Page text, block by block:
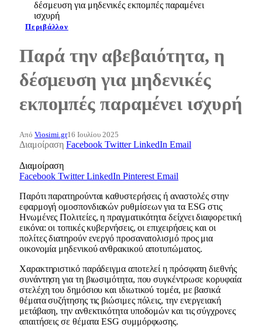
δέσμευση για μηδενικές εκπομπές παραμένει
ισχυρή
Περιβάλλον
Παρά την αβεβαιότητα, η
δέσμευση για μηδενικές
εκπομπές παραμένει ισχυρή
Από Viosimi.gr16 Ιουλίου 2025
Διαμοίραση Facebook Twitter LinkedIn Email
Διαμοίραση
Facebook Twitter LinkedIn Pinterest Email
Παρότι παρατηρούνται καθυστερήσεις ή αναστολές στην
εφαρμογή ομοσπονδιακών ρυθμίσεων για τα ESG στις
Ηνωμένες Πολιτείες, η πραγματικότητα δείχνει διαφορετική
εικόνα: οι τοπικές κυβερνήσεις, οι επιχειρήσεις και οι
πολίτες διατηρούν ενεργό προσανατολισμό προς μια
οικονομία μηδενικού ανθρακικού αποτυπώματος.
Χαρακτηριστικό παράδειγμα αποτελεί η πρόσφατη διεθνής
συνάντηση για τη βιωσιμότητα, που συγκέντρωσε κορυφαία
στελέχη του δημόσιου και ιδιωτικού τομέα, με βασικά
θέματα συζήτησης τις βιώσιμες πόλεις, την ενεργειακή
μετάβαση, την ανθεκτικότητα υποδομών και τις σύγχρονες
απαιτήσεις σε θέματα ESG συμμόρφωσης.